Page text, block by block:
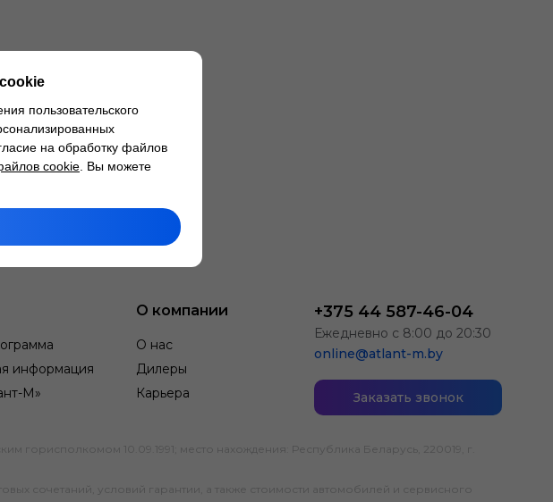
информация
М»
О компании
О нас
Дилеры
Карьера
+375 44 587-46-04
Ежедневно с 8:00 до 20:30
online@atlant-m.by
Заказать звонок
10.09.1991; место нахождения: Республика Беларусь, 220019, г.
сочетаний, условий гарантии, а также стоимости автомобилей и сервисного
пользовательского
на обработку файлов
cookie . Вы можете